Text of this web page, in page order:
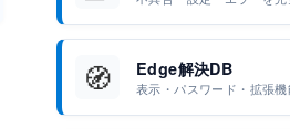
🧭 Edge解決DB
表示・パスワード・拡張